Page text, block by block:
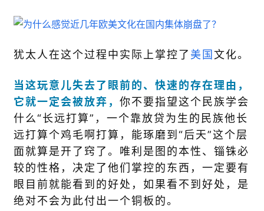
犹太人在这个过程中实际上掌控了 美国 文化。
当这玩意儿失去了眼前的、快速的存在理由，
它就一定会被放弃， 你不要指望这个民族学会
什么“长远打算”，一个靠放贷为生的民族他长
远打算个鸡毛啊打算，能琢磨到“后天”这个层
面就算是开了窍了。唯利是图的本性、锱铢必
较的性格，决定了他们掌控的东西，一定要有
眼目前就能看到的好处，如果看不到好处，是
绝对不会为此付出一个铜板的。